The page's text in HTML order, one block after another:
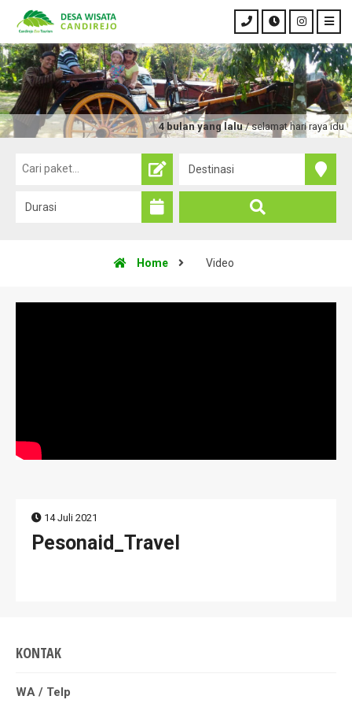
4 bulan yang lalu/ selamat hari raya idul
Home Video
14 Juli 2021
Pesonaid_Travel
KONTAK
WA / Telp